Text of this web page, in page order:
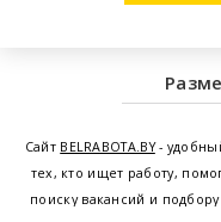
Сайт BELRABOTA.BY-
тех, кто ищет работу,
поиску вакансий и